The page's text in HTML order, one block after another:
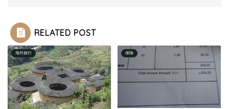
RELATED POST
海外旅行 保険